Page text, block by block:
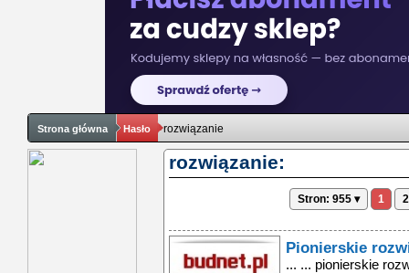
Strona główna Hasło rozwiązanie
rozwiązanie:
Stron: 955 ▾ 1 2
Pionierskie
... ... pionierskie